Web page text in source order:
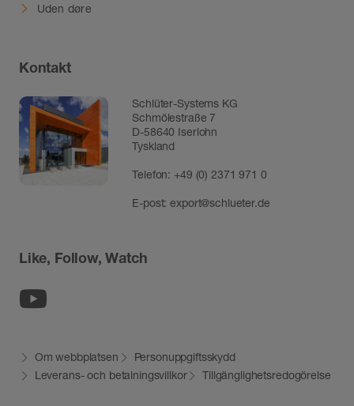
Uden døre
Kontakt
Schlüter-Systems KG
Schmölestraße 7
D-58640 Iserlohn
Tyskland
Telefon:+49 (0) 2371 971 0
E-post:export@schlueter.de
Like, Follow, Watch
Om webbplatsen
Personuppgiftsskydd
Leverans- och betalningsvillkor
Tillgänglighetsredogörelse